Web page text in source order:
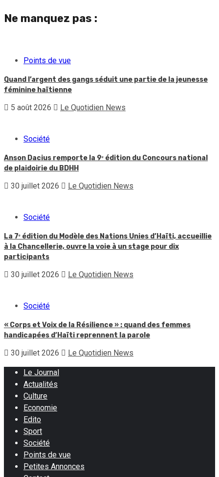
Ne manquez pas :
Points de vue
Quand l’argent des gangs séduit une partie de la jeunesse
féminine haïtienne
5 août 2026 Le Quotidien News
Société
Anson Dacius remporte la 9ᵉ édition du Concours national
de plaidoirie du BDHH
30 juillet 2026 Le Quotidien News
Société
La 7ᵉ édition du Modèle des Nations Unies d’Haïti, accueillie
à la Chancellerie, ouvre la voie à un stage pour dix
participants
30 juillet 2026 Le Quotidien News
Société
« Corps et Voix de la Résilience » : quand des femmes
handicapées d’Haïti reprennent la parole
30 juillet 2026 Le Quotidien News
Le Journal
Actualités
Culture
Economie
Edito
Sport
Société
Points de vue
Petites Annonces